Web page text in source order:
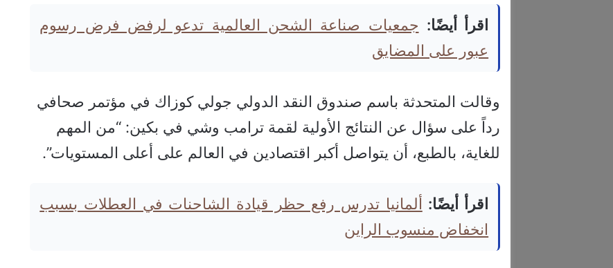
اقرأ أيضًا: جمعيات صناعة الشحن العالمية تدعو لرفض فرض رسوم
عبور على المضايق
وقالت المتحدثة باسم صندوق النقد الدولي جولي كوزاك في مؤتمر صحافي
رداً على سؤال عن النتائج الأولية لقمة ترامب وشي في بكين: “من المهم
للغاية، بالطبع، أن يتواصل أكبر اقتصادين في العالم على أعلى المستويات”.
اقرأ أيضًا: ألمانيا تدرس رفع حظر قيادة الشاحنات في العطلات بسبب
انخفاض منسوب الراين